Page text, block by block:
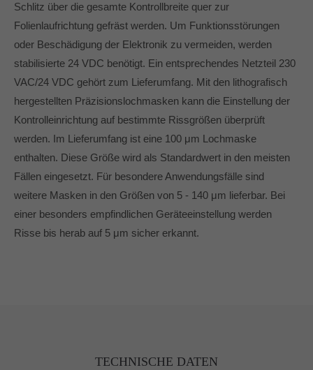
Schlitz über die gesamte Kontrollbreite quer zur
Folienlaufrichtung gefräst werden. Um Funktionsstörungen
oder Beschädigung der Elektronik zu vermeiden, werden
stabilisierte 24 VDC benötigt. Ein entsprechendes Netzteil 230
VAC/24 VDC gehört zum Lieferumfang. Mit den lithografisch
hergestellten Präzisionslochmasken kann die Einstellung der
Kontrolleinrichtung auf bestimmte Rissgrößen überprüft
werden. Im Lieferumfang ist eine 100 μm Lochmaske
enthalten. Diese Größe wird als Standardwert in den meisten
Fällen eingesetzt. Für besondere Anwendungsfälle sind
weitere Masken in den Größen von 5 - 140 μm lieferbar. Bei
einer besonders empfindlichen Geräteeinstellung werden
Risse bis herab auf 5 μm sicher erkannt.
TECHNISCHE DATEN